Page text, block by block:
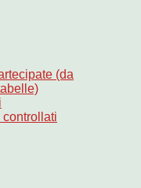
(da
controllati